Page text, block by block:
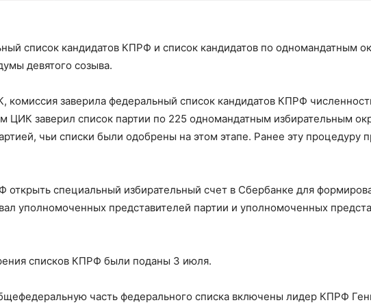
список кандидатов КПРФ и список кандидатов по одномандатным
девятого созыва.
комиссия заверила федеральный список кандидатов КПРФ
ЦИК заверил список партии по 225 одномандатным избирательным
чьи списки были одобрены на этом этапе. Ранее эту процедуру
специальный избирательный счет в Сбербанке для
уполномоченных представителей партии и уполномоченных
списков КПРФ были поданы 3 июля.
часть федерального списка включены лидер КПРФ